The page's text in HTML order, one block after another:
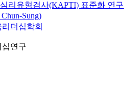
리유형검사(KAPTI) 표준화 연구
Chun-Sung)
더십학회
연구